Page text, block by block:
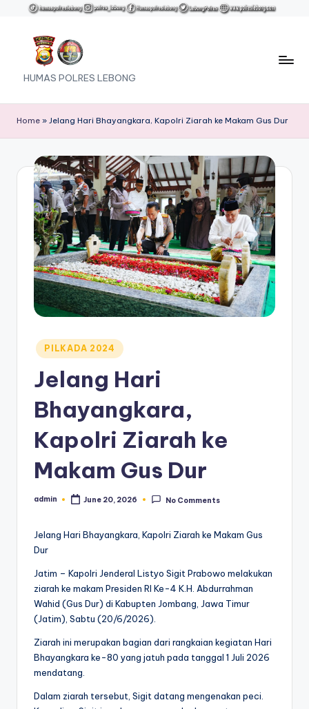
content
HUMAS POLRES LEBONG
Home » Jelang Hari Bhayangkara, Kapolri Ziarah ke Makam Gus Dur
Posted
in
PILKADA 2024
Jelang Hari
Bhayangkara,
Kapolri Ziarah ke
Makam Gus Dur
Posted
admin June 20, 2026 No Comments
Jelang Hari Bhayangkara, Kapolri Ziarah ke Makam Gus
Dur
Jatim – Kapolri Jenderal Listyo Sigit Prabowo melakukan
ziarah ke makam Presiden RI Ke-4 K.H. Abdurrahman
Wahid (Gus Dur) di Kabupten Jombang, Jawa Timur
(Jatim), Sabtu (20/6/2026).
Ziarah ini merupakan bagian dari rangkaian kegiatan Hari
Bhayangkara ke-80 yang jatuh pada tanggal 1 Juli 2026
mendatang.
Dalam ziarah tersebut, Sigit datang mengenakan peci.